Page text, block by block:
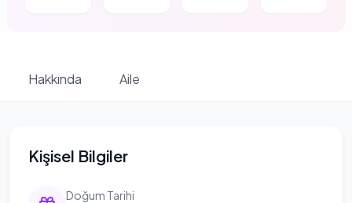
Hakkında Aile
Kişisel Bilgiler
Doğum Tarihi